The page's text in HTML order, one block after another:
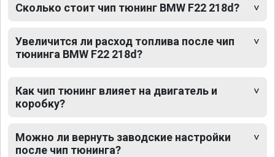
Сколько стоит чип тюнинг BMW F22 218d?
Увеличится ли расход топлива после чип
тюнинга BMW F22 218d?
Как чип тюнинг влияет на двигатель и
коробку?
Можно ли вернуть заводские настройки
после чип тюнинга?